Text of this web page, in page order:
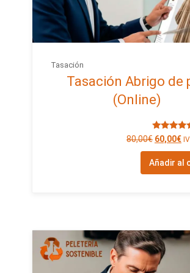
Tasación
Tasación Abrigo de
(Online)
Valorado
con
5.00
de 5
80,00€ 60,00€
Añadir al